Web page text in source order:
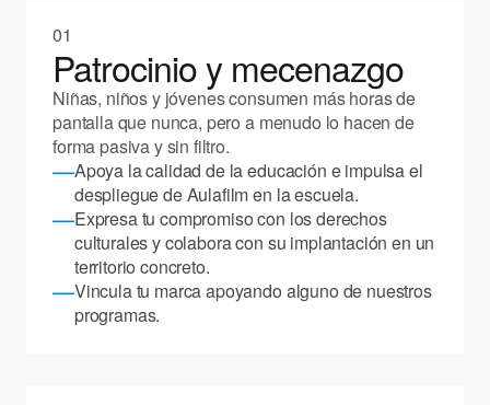
01
Patrocinio y mecenazgo
Niñas, niños y jóvenes consumen más horas de
pantalla que nunca, pero a menudo lo hacen de
forma pasiva y sin filtro.
—Apoya la calidad de la educación e impulsa el
despliegue de Aulafilm en la escuela.
—Expresa tu compromiso con los derechos
culturales y colabora con su implantación en un
territorio concreto.
—Vincula tu marca apoyando alguno de nuestros
programas.